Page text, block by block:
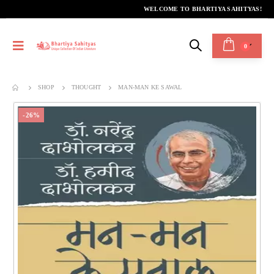
WELCOME TO BHARTIYA SAHITYAS!
0
SHOP THOUGHT MAN-MAN KE SAWAL
-26%